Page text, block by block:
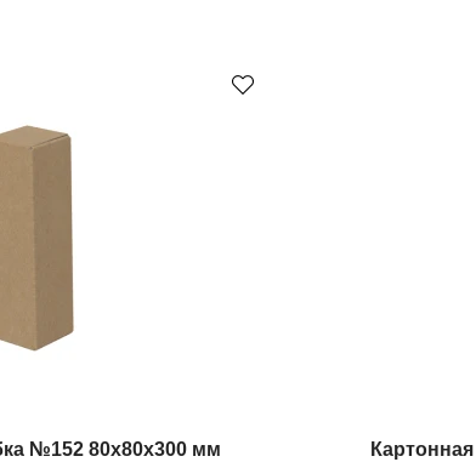
№152 80х80х300 мм